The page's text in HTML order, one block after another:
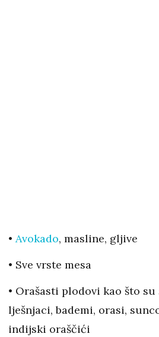
• Avokado, masline, gljive
• Sve vrste mesa
• Orašasti plodovi kao što su
lješnjaci, bademi, orasi,
indijski oraščići